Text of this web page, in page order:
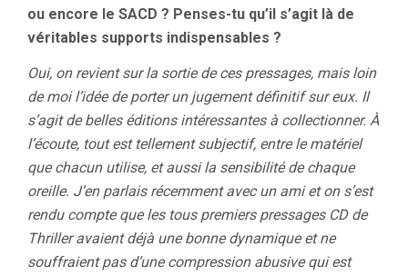
ou encore le SACD ? Penses-tu qu’il s’agit là de
véritables supports indispensables ?
Oui, on revient sur la sortie de ces pressages, mais loin
de moi l’idée de porter un jugement définitif sur eux. Il
s’agit de belles éditions intéressantes à collectionner. À
l’écoute, tout est tellement subjectif, entre le matériel
que chacun utilise, et aussi la sensibilité de chaque
oreille. J’en parlais récemment avec un ami et on s’est
rendu compte que les tous premiers pressages CD de
Thriller avaient déjà une bonne dynamique et ne
souffraient pas d’une compression abusive qui est